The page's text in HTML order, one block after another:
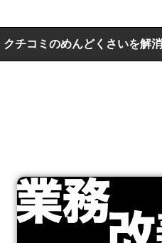
んどくさいを解消！「15秒